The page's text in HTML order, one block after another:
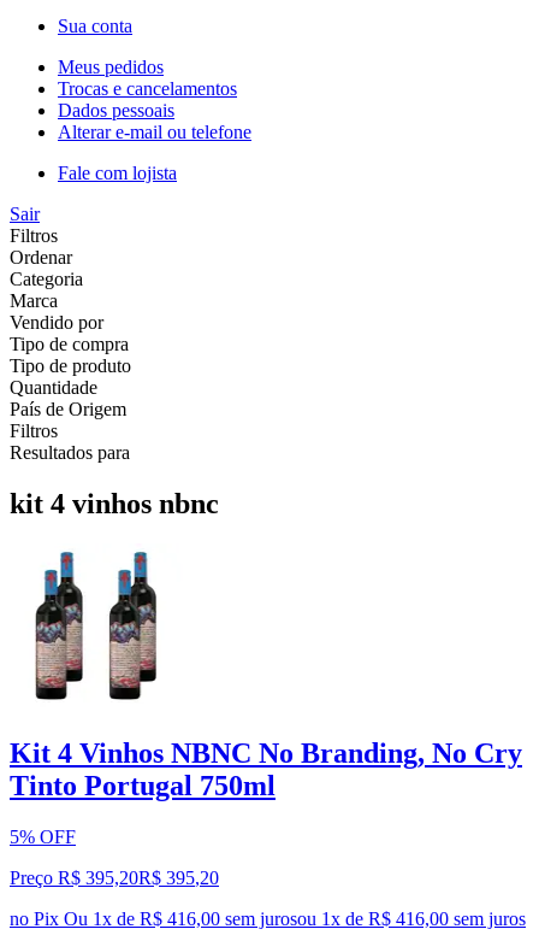
Sua conta
Meus pedidos
Trocas e cancelamentos
Dados pessoais
Alterar e-mail ou telefone
Fale com lojista
Sair
Filtros
Ordenar
Categoria
Marca
Vendido por
Tipo de compra
Tipo de produto
Quantidade
País de Origem
Filtros
Resultados para
kit 4 vinhos nbnc
Kit 4 Vinhos NBNC No Branding, No Cry
Tinto Portugal 750ml
5% OFF
Preço R$ 395,20R$ 395,20
no Pix Ou 1x de R$ 416,00 sem jurosou 1x de R$ 416,00 sem juros